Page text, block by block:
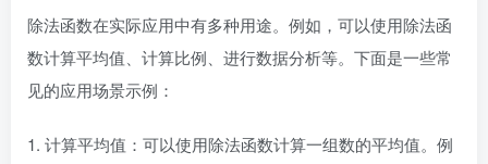
除法函数在实际应用中有多种用途。例如，可以使用除法函
数计算平均值、计算比例、进行数据分析等。下面是一些常
见的应用场景示例：
1. 计算平均值：可以使用除法函数计算一组数的平均值。例